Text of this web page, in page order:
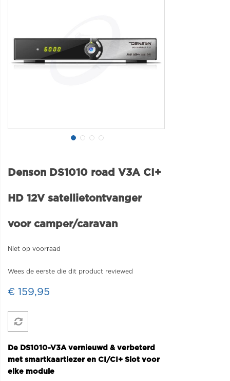
Denson DS1010 road V3A CI+
HD 12V satellietontvanger
voor camper/caravan
Niet op voorraad
Wees de eerste die dit product reviewed
€ 159,95
De DS1010-V3A vernieuwd & verbeterd
met smartkaartlezer en CI/CI+ Slot voor
elke module